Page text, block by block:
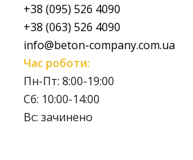
+38 (095) 526 4090
+38 (063) 526 4090
info@beton-company.com.ua
Час роботи:
Пн-Пт: 8:00-19:00
Сб: 10:00-14:00
Вс: зачинено